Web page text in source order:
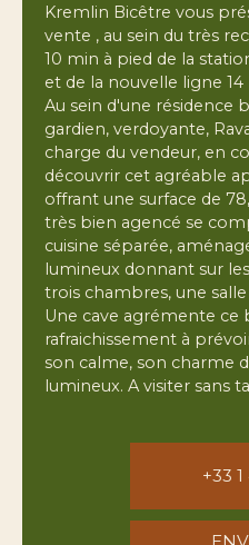
Kremlin Bicêtre vous
vente , au sein du très
10 min à pied de la
et de la nouvelle ligne
Au sein d'une résidence
gardien, verdoyante,
charge du vendeur, en
découvrir cet agréable
offrant une surface de
très bien agencé se
cuisine séparée,
lumineux donnant sur
trois chambres, une
Une cave agrémente ce
rafraichissement à
son calme, son charme
lumineux. A visiter sans
+33